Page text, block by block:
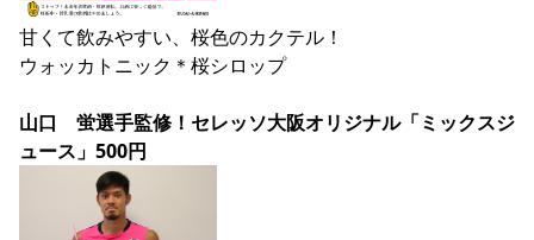
甘くて飲みやすい、桜色のカクテル！
ウォッカトニック＊桜シロップ
山口　蛍選手監修！セレッソ大阪オリジナル「ミックスジ
ュース」500円